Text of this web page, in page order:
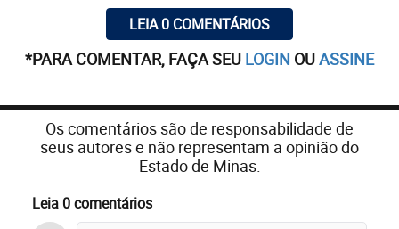
LEIA 0 COMENTÁRIOS
*PARA COMENTAR, FAÇA SEU LOGIN OUASSINE
Os comentários são de responsabilidade de
seus autores e não representam a opinião do
Estado de Minas.
Leia 0 comentários